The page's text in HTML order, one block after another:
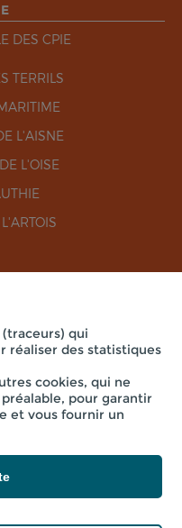
DES CPIE
TERRILS
L'AISNE
L'OISE
CPIE HAUTS-DE-
DES VICTIMES DE
ET-
qui
réaliser des statistiques
cookies, qui ne
pour garantir
et vous fournir un